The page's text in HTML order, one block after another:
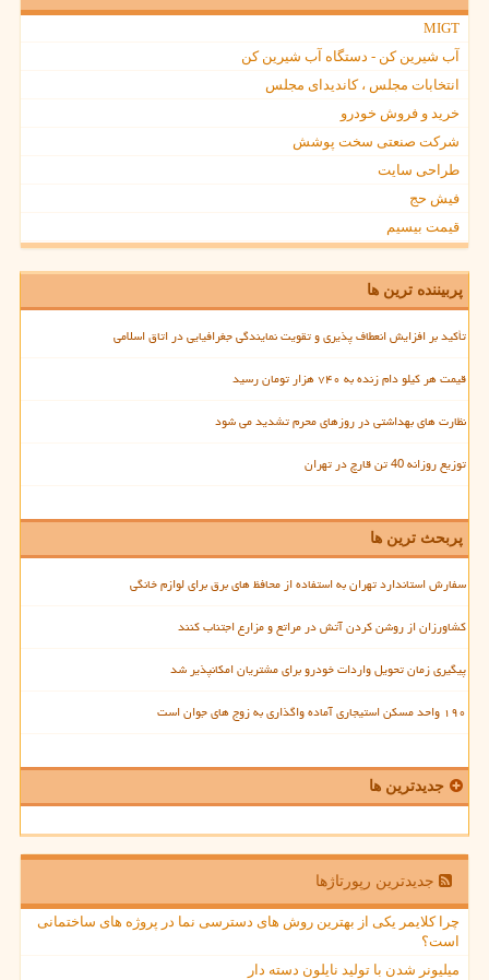
MIGT
آب شیرین کن - دستگاه آب شیرین کن
انتخابات مجلس ، کاندیدای مجلس
خرید و فروش خودرو
شرکت صنعتی سخت پوشش
طراحی سایت
فیش حج
قیمت بیسیم
پربیننده ترین ها
تأکید بر افزایش انعطاف پذیری و تقویت نمایندگی جغرافیایی در اتاق اسلامی
قیمت هر کیلو دام زنده به ۷۴۰ هزار تومان رسید
نظارت های بهداشتی در روزهای محرم تشدید می شود
توزیع روزانه 40 تن قارچ در تهران
پربحث ترین ها
سفارش استاندارد تهران به استفاده از محافظ های برق برای لوازم خانگی
کشاورزان از روشن کردن آتش در مراتع و مزارع اجتناب کنند
پیگیری زمان تحویل واردات خودرو برای مشتریان امکانپذیر شد
۱۹۰ واحد مسکن استیجاری آماده واگذاری به زوج های جوان است
جدیدترین ها
جدیدترین رپورتاژها
چرا کلایمر یکی از بهترین روش های دسترسی نما در پروژه های ساختمانی
است؟
میلیونر شدن با تولید نایلون دسته دار